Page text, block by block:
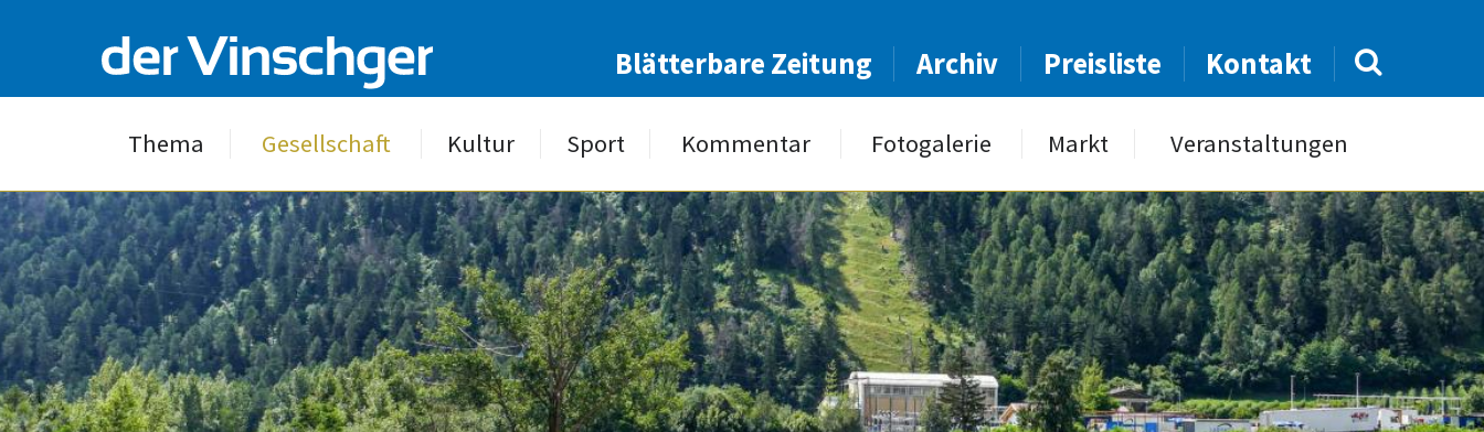
Blätterbare Zeitung Archiv Preisliste Kontakt
Thema Gesellschaft Kultur Sport Kommentar Fotogalerie Markt Veranstaltungen